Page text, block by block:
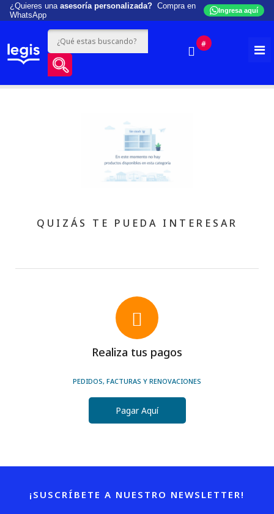
¿Quieres una asesoría personalizada? Compra en
WhatsApp
Ingresa aquí
#
QUIZÁS TE PUEDA INTERESAR
Realiza tus pagos
PEDIDOS, FACTURAS Y RENOVACIONES
Pagar Aquí
¡SUSCRÍBETE A NUESTRO NEWSLETTER!